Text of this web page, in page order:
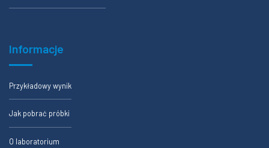
Informacje
Przykładowy wynik
Jak pobrać próbki
O laboratorium